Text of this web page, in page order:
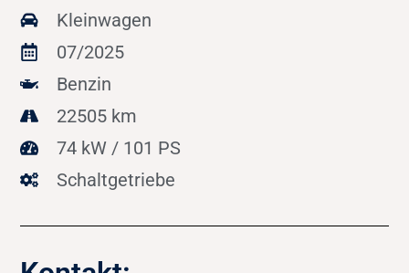
Kleinwagen
07/2025
Benzin
22505 km
74 kW / 101 PS
Schaltgetriebe